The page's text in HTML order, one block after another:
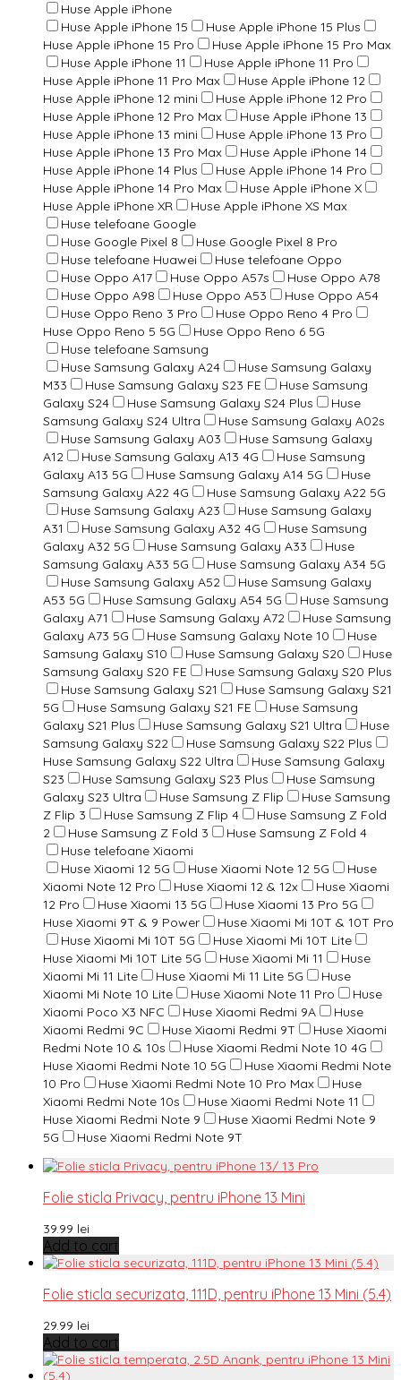
Huse Apple iPhone
Huse Apple iPhone 15
Huse Apple iPhone 15 Plus
Huse Apple iPhone 15 Pro
Huse Apple iPhone 15 Pro Max
Huse Apple iPhone 11
Huse Apple iPhone 11 Pro
Huse Apple iPhone 11 Pro Max
Huse Apple iPhone 12
Huse Apple iPhone 12 mini
Huse Apple iPhone 12 Pro
Huse Apple iPhone 12 Pro Max
Huse Apple iPhone 13
Huse Apple iPhone 13 mini
Huse Apple iPhone 13 Pro
Huse Apple iPhone 13 Pro Max
Huse Apple iPhone 14
Huse Apple iPhone 14 Plus
Huse Apple iPhone 14 Pro
Huse Apple iPhone 14 Pro Max
Huse Apple iPhone X
Huse Apple iPhone XR
Huse Apple iPhone XS Max
Huse telefoane Google
Huse Google Pixel 8
Huse Google Pixel 8 Pro
Huse telefoane Huawei
Huse telefoane Oppo
Huse Oppo A17
Huse Oppo A57s
Huse Oppo A78
Huse Oppo A98
Huse Oppo A53
Huse Oppo A54
Huse Oppo Reno 3 Pro
Huse Oppo Reno 4 Pro
Huse Oppo Reno 5 5G
Huse Oppo Reno 6 5G
Huse telefoane Samsung
Huse Samsung Galaxy A24
Huse Samsung Galaxy
M33
Huse Samsung Galaxy S23 FE
Huse Samsung
Galaxy S24
Huse Samsung Galaxy S24 Plus
Huse
Samsung Galaxy S24 Ultra
Huse Samsung Galaxy A02s
Huse Samsung Galaxy A03
Huse Samsung Galaxy
A12
Huse Samsung Galaxy A13 4G
Huse Samsung
Galaxy A13 5G
Huse Samsung Galaxy A14 5G
Huse
Samsung Galaxy A22 4G
Huse Samsung Galaxy A22 5G
Huse Samsung Galaxy A23
Huse Samsung Galaxy
A31
Huse Samsung Galaxy A32 4G
Huse Samsung
Galaxy A32 5G
Huse Samsung Galaxy A33
Huse
Samsung Galaxy A33 5G
Huse Samsung Galaxy A34 5G
Huse Samsung Galaxy A52
Huse Samsung Galaxy
A53 5G
Huse Samsung Galaxy A54 5G
Huse Samsung
Galaxy A71
Huse Samsung Galaxy A72
Huse Samsung
Galaxy A73 5G
Huse Samsung Galaxy Note 10
Huse
Samsung Galaxy S10
Huse Samsung Galaxy S20
Huse
Samsung Galaxy S20 FE
Huse Samsung Galaxy S20 Plus
Huse Samsung Galaxy S21
Huse Samsung Galaxy S21
5G
Huse Samsung Galaxy S21 FE
Huse Samsung
Galaxy S21 Plus
Huse Samsung Galaxy S21 Ultra
Huse
Samsung Galaxy S22
Huse Samsung Galaxy S22 Plus
Huse Samsung Galaxy S22 Ultra
Huse Samsung Galaxy
S23
Huse Samsung Galaxy S23 Plus
Huse Samsung
Galaxy S23 Ultra
Huse Samsung Z Flip
Huse Samsung
Z Flip 3
Huse Samsung Z Flip 4
Huse Samsung Z Fold
2
Huse Samsung Z Fold 3
Huse Samsung Z Fold 4
Huse telefoane Xiaomi
Huse Xiaomi 12 5G
Huse Xiaomi Note 12 5G
Huse
Xiaomi Note 12 Pro
Huse Xiaomi 12 & 12x
Huse Xiaomi
12 Pro
Huse Xiaomi 13 5G
Huse Xiaomi 13 Pro 5G
Huse Xiaomi 9T & 9 Power
Huse Xiaomi Mi 10T & 10T Pro
Huse Xiaomi Mi 10T 5G
Huse Xiaomi Mi 10T Lite
Huse Xiaomi Mi 10T Lite 5G
Huse Xiaomi Mi 11
Huse
Xiaomi Mi 11 Lite
Huse Xiaomi Mi 11 Lite 5G
Huse
Xiaomi Mi Note 10 Lite
Huse Xiaomi Note 11 Pro
Huse
Xiaomi Poco X3 NFC
Huse Xiaomi Redmi 9A
Huse
Xiaomi Redmi 9C
Huse Xiaomi Redmi 9T
Huse Xiaomi
Redmi Note 10 & 10s
Huse Xiaomi Redmi Note 10 4G
Huse Xiaomi Redmi Note 10 5G
Huse Xiaomi Redmi Note
10 Pro
Huse Xiaomi Redmi Note 10 Pro Max
Huse
Xiaomi Redmi Note 10s
Huse Xiaomi Redmi Note 11
Huse Xiaomi Redmi Note 9
Huse Xiaomi Redmi Note 9
5G
Huse Xiaomi Redmi Note 9T
Folie sticla Privacy, pentru iPhone 13 Mini
39.99 lei
Add to cart
Folie sticla securizata, 111D, pentru iPhone 13 Mini (5.4)
29.99 lei
Add to cart